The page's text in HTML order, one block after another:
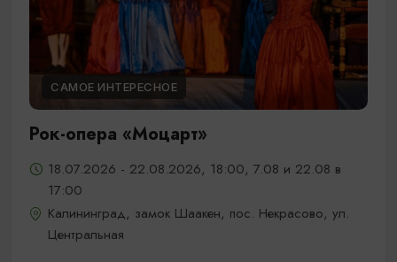
САМОЕ ИНТЕРЕСНОЕ
Рок-опера «Моцарт»
18.07.2026 - 22.08.2026, 18:00, 7.08 и 22.08 в
17:00
Калининград, замок Шаакен, пос. Некрасово, ул.
Центральная